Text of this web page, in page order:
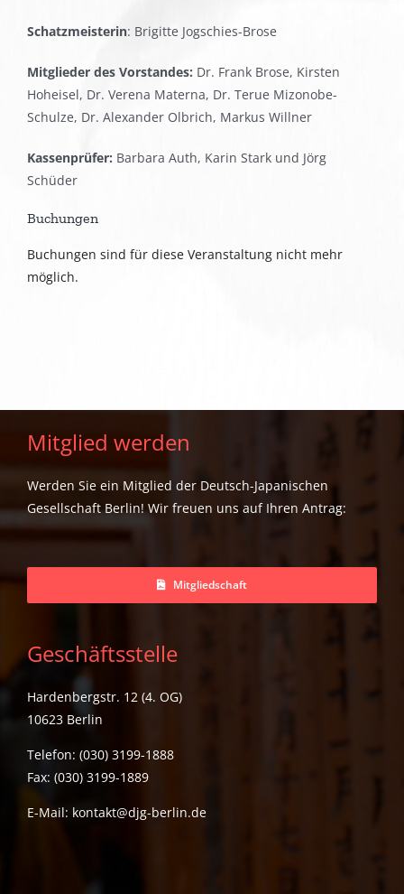
Schatzmeisterin: Brigitte Jogschies-Brose
Mitglieder des Vorstandes: Dr. Frank Brose, Kirsten
Hoheisel, Dr. Verena Materna, Dr. Terue Mizonobe-
Schulze, Dr. Alexander Olbrich, Markus Willner
Kassenprüfer: Barbara Auth, Karin Stark und Jörg
Schüder
Buchungen
Buchungen sind für diese Veranstaltung nicht mehr
möglich.
Mitglied werden
Werden Sie ein Mitglied der Deutsch-Japanischen
Gesellschaft Berlin! Wir freuen uns auf Ihren Antrag:
Mitgliedschaft
Geschäftsstelle
Hardenbergstr. 12 (4. OG)
10623 Berlin
Telefon: (030) 3199-1888
Fax: (030) 3199-1889
E-Mail: kontakt@djg-berlin.de